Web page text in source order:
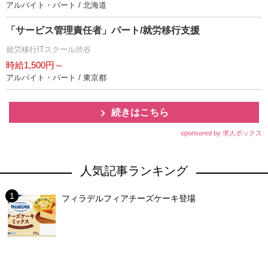
アルバイト・パート / 北海道
「サービス管理責任者」パート/就労移行支援
就労移行ITスクール渋谷
時給1,500円～
アルバイト・パート / 東京都
続きはこちら
sponsored by 求人ボックス
人気記事ランキング
フィラデルフィアチーズケーキ登場